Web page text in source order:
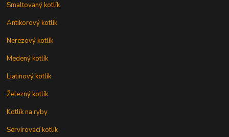
Smaltovaný kotlík
Antikorový kotlík
Nerezový kotlík
Medený kotlík
Liatinový kotlík
Železný kotlík
Kotlík na ryby
Servírovací kotlík